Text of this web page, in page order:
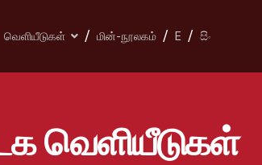
வெளியீடுகள் மின்-நூலகம் E සිං
வெளியீடுகள்